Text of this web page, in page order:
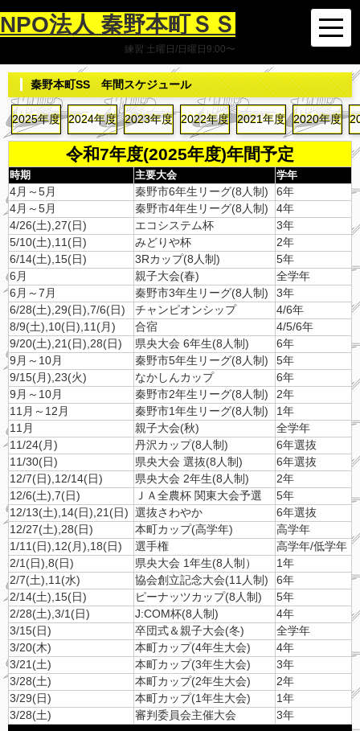
NPO法人 秦野本町ＳＳ
練習 土曜日/日曜日9:00〜
秦野本町SS 年間スケジュール
2025年度 2024年度 2023年度 2022年度 2021年度 2020年度